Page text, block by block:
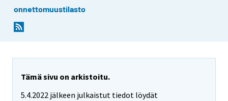
onnettomuustilasto
Tämä sivu on arkistoitu.
5.4.2022 jälkeen julkaistut tiedot löydät